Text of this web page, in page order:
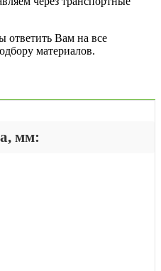
ответить Вам на все
материалов.
мм: